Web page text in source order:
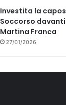
Investita la
Soccorso
Martina Franca
27/01/2026